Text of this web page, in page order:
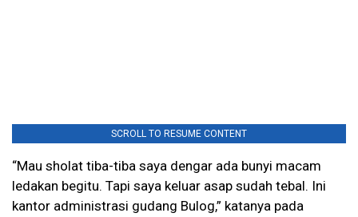
SCROLL TO RESUME CONTENT
“Mau sholat tiba-tiba saya dengar ada bunyi macam
ledakan begitu. Tapi saya keluar asap sudah tebal. Ini
kantor administrasi gudang Bulog,” katanya pada